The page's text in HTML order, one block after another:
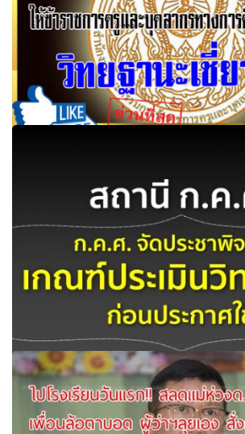
เป็นวิทยฐานะเชี่ยวชาญ
สถานี ก.ค.ศ. (15 พ.ค.60) ก.ค.ศ. จัดประ
ประเมินวิทยฐานะก่อนประกาศใช้